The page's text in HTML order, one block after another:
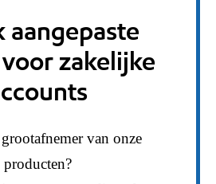
aangepaste
zakelijke
van onze
producten?